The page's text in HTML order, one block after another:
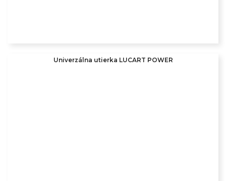
Univerzálna utierka LUCART POWER